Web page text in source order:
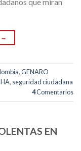
→
,GENARO
, seguridad ciudadana
4Comentarios
EN